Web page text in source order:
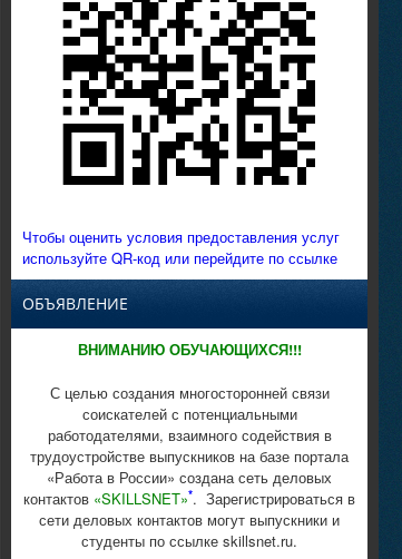
Чтобы оценить условия предоставления услуг
используйте QR-код или перейдите по ссылке
ОБЪЯВЛЕНИЕ
ВНИМАНИЮ ОБУЧАЮЩИХСЯ!!!
С целью создания многосторонней связи
соискателей с потенциальными
работодателями, взаимного содействия в
трудоустройстве выпускников на базе портала
«Работа в России» создана сеть деловых
контактов «SKILLSNET»*. Зарегистрироваться в
сети деловых контактов могут выпускники и
студенты по ссылке skillsnet.ru.